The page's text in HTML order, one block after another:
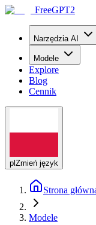
FreeGPT2
Narzędzia AI
Modele
Explore
Blog
Cennik
pl Zmień język
Strona
Modele